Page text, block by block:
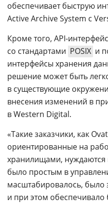
обеспечивает быструю
Active Archive System с
Кроме того, API-
со стандартами POSIX и
интерфейсы хранения
решение может быть
в существующие
внесения изменений в
в Western Digital.
«Такие заказчики, как
ориентированные на
хранилищами,
было простым в
масштабировалось,
и при этом